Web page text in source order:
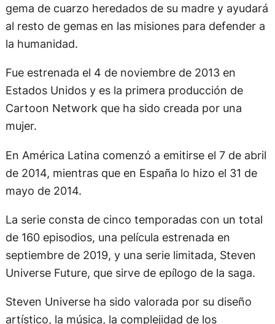
gema de cuarzo heredados de su madre y ayudará
al resto de gemas en las misiones para defender a
la humanidad.
Fue estrenada el 4 de noviembre de 2013 en
Estados Unidos y es la primera producción de
Cartoon Network que ha sido creada por una
mujer.
En América Latina comenzó a emitirse el 7 de abril
de 2014, mientras que en España lo hizo el 31 de
mayo de 2014.
La serie consta de cinco temporadas con un total
de 160 episodios, una película estrenada en
septiembre de 2019, y una serie limitada, Steven
Universe Future, que sirve de epílogo de la saga.
Steven Universe ha sido valorada por su diseño
artístico, la música, la complejidad de los